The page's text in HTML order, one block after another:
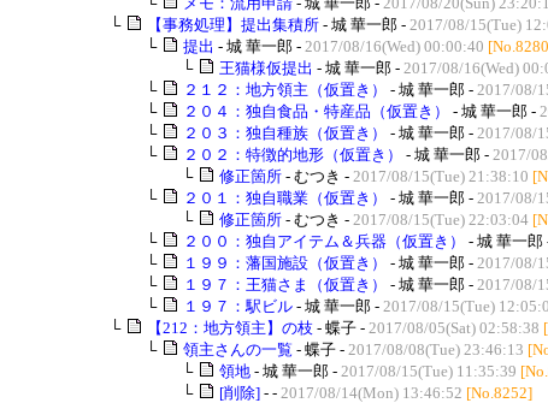
└
【事務処理】提出集積所 - 城 華一郎 - 2017/08/15(Tue)
└
提出 - 城 華一郎 - 2017/08/16(Wed) 00:00:40
└
王猫様仮提出 - 城 華一郎 - 2017/08/16(Wed)
└
２１２：地方領主（仮置き） - 城 華一郎 - 2017/08/
└
２０４：独自食品・特産品（仮置き） - 城 華一郎 -
└
２０３：独自種族（仮置き） - 城 華一郎 - 2017/08/
└
２０２：特徴的地形（仮置き） - 城 華一郎 - 2017/
└
修正箇所 - むつき - 2017/08/15(Tue) 21:38:10
└
２０１：独自職業（仮置き） - 城 華一郎 - 2017/08/
└
修正箇所 - むつき - 2017/08/15(Tue) 22:03:04
└
２００：独自アイテム＆兵器（仮置き） - 城 華一郎
└
１９９：藩国施設（仮置き） - 城 華一郎 - 2017/08/
└
１９７：王猫さま（仮置き） - 城 華一郎 - 2017/08/
└
１９７：駅ビル - 城 華一郎 - 2017/08/15(Tue)
└
【212：地方領主】の枝 - 蝶子 - 2017/08/05(Sat) 02:58:38
└
領主さんの一覧 - 蝶子 - 2017/08/08(Tue) 23:46:13
└
領地 - 城 華一郎 - 2017/08/15(Tue) 11:35:39
└
[削除] - - 2017/08/14(Mon) 13:46:52 [No.8252]